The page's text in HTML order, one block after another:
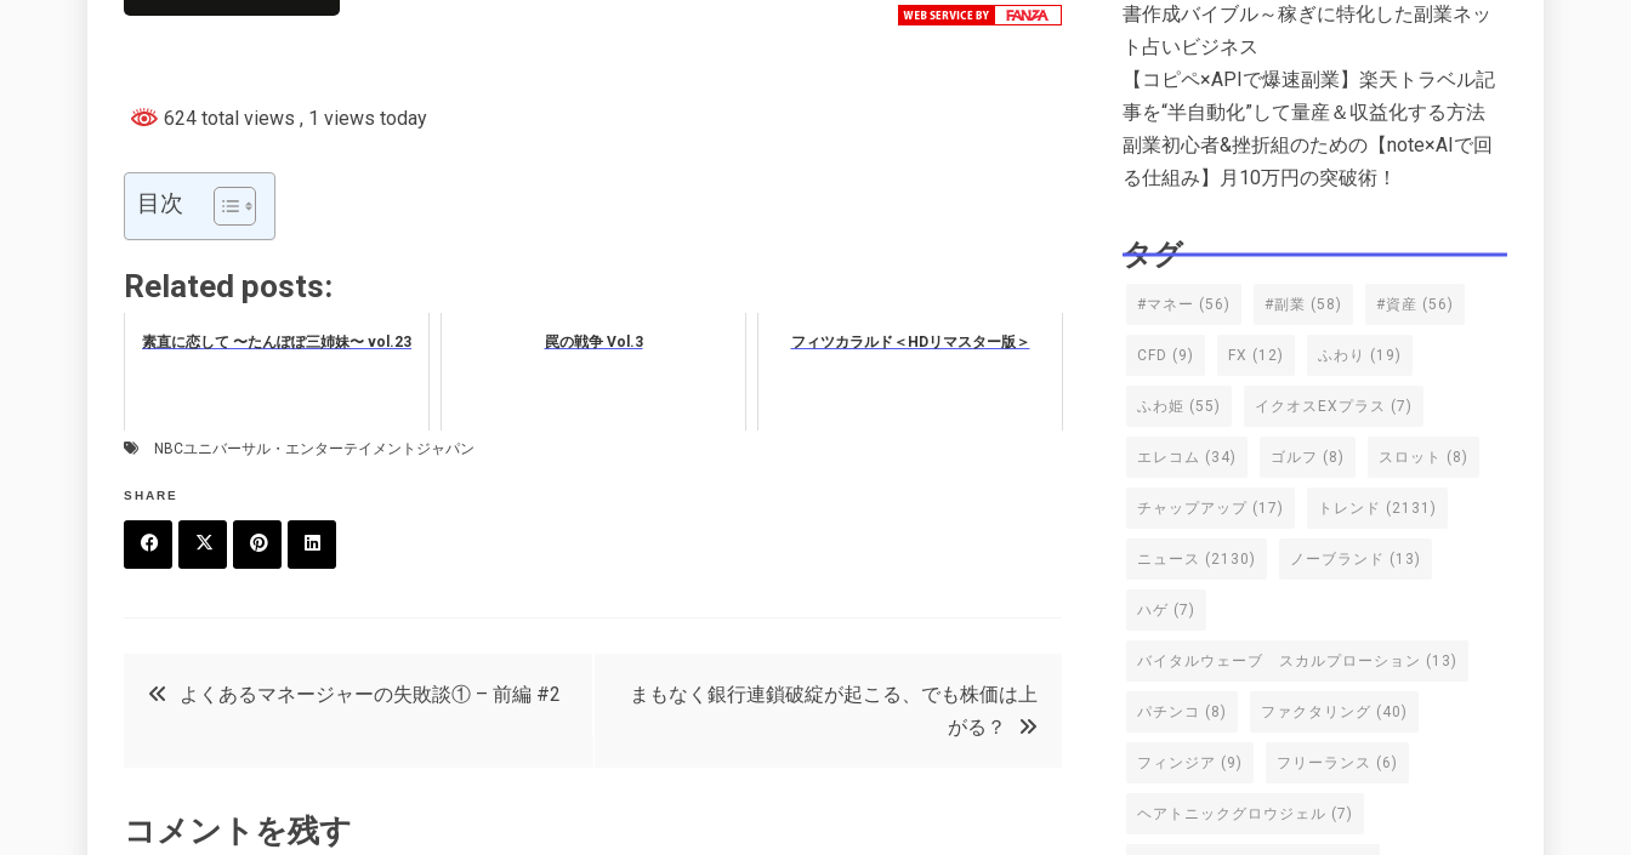
624 total views , 1 views today
目次
Related posts:
素直に恋して 〜たんぽぽ三姉妹〜 vol.23 罠の戦争 Vol.3 フィツカラルド＜HDリマスター版＞
NBCユニバーサル・エンターテイメントジャパン
SHARE
o
e
s
投
ナ
よくあるマネージャーの失敗談① – 前編 #2
まもなく銀行連鎖破綻が起こる、でも株価は上
がる？
コメントを残す
書作成バイブル～稼ぎに特化した副業ネッ
ト占いビジネス
【コピペ×APIで爆速副業】楽天トラベル記
事を“半自動化”して量産＆収益化する方法
副業初心者&挫折組のための【note×AIで回
る仕組み】月10万円の突破術！
タグ
#マネー (56) #副業 (58) #資産 (56)
CFD (9) FX (12) ふわり (19)
ふわ姫 (55) イクオスEXプラス (7)
エレコム (34) ゴルフ (8) スロット (8)
チャップアップ (17) トレンド (2131)
ニュース (2130) ノーブランド (13)
ハゲ (7)
バイタルウェーブ スカルプローション (13)
パチンコ (8) ファクタリング (40)
フィンジア (9) フリーランス (6)
ヘアトニックグロウジェル (7)